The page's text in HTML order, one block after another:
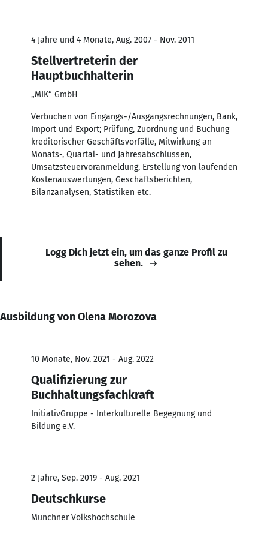
4 Jahre und 4 Monate, Aug. 2007 - Nov. 2011
Stellvertreterin der
Hauptbuchhalterin
„MIK“ GmbH
Verbuchen von Eingangs-/Ausgangsrechnungen, Bank,
Import und Export; Prüfung, Zuordnung und Buchung
kreditorischer Geschäftsvorfälle, Mitwirkung an
Monats-, Quartal- und Jahresabschlüssen,
Umsatzsteuervoranmeldung, Erstellung von laufenden
Kostenauswertungen, Geschäftsberichten,
Bilanzanalysen, Statistiken etc.
Logg Dich jetzt ein, um das ganze Profil zu
sehen.
Ausbildung von Olena Morozova
10 Monate, Nov. 2021 - Aug. 2022
Qualifizierung zur
Buchhaltungsfachkraft
InitiativGruppe - Interkulturelle Begegnung und
Bildung e.V.
2 Jahre, Sep. 2019 - Aug. 2021
Deutschkurse
Münchner Volkshochschule